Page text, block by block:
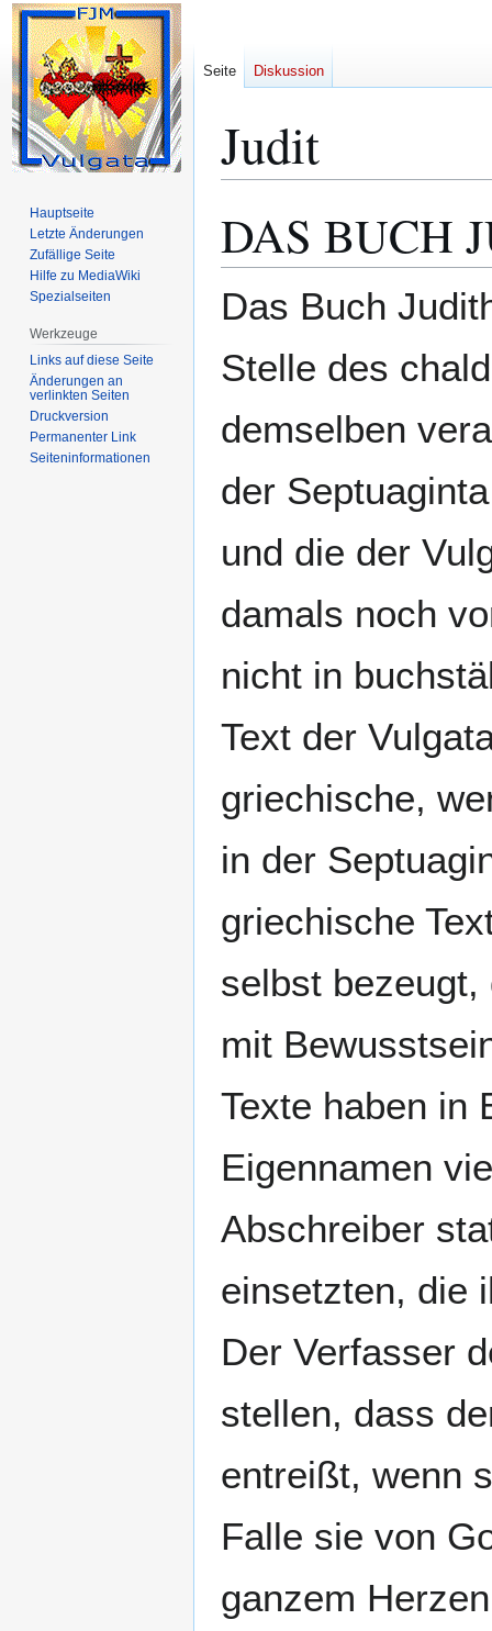
Judit
Navigation
Suche
DAS BUCH
Das Buch
Stelle des
demselben
der
und die der
damals noch
nicht in
Text der
griechische,
in der
griechische
selbst
mit
Texte haben in
Eigennamen
Abschreiber
einsetzten, die
Der Verfasser
stellen, dass
entreißt, wenn
Falle sie von
ganzem
Seite Diskussion
Hauptseite
Letzte Änderungen
Zufällige Seite
Hilfe zu MediaWiki
Spezialseiten
Werkzeuge
Links auf diese Seite
Änderungen an
verlinkten Seiten
Druckversion
Permanenter Link
Seiten­­informationen